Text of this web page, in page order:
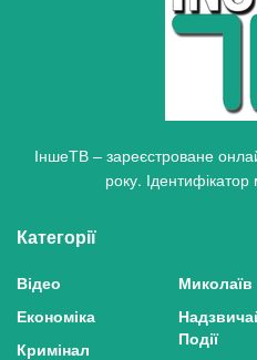
ІншеТВ – зареєстроване
року.
Категорії
Відео
Економіка
Кримінал
Миколаїв
Події